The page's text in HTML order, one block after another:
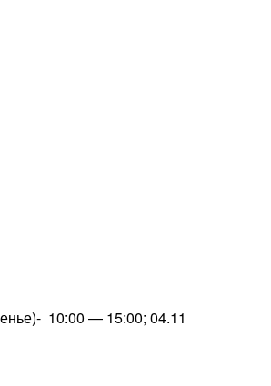
10:00 — 15:00; 04.11